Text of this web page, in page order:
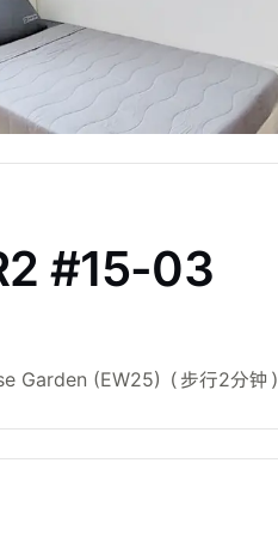
#15-03
Garden (EW25) （步行2分钟